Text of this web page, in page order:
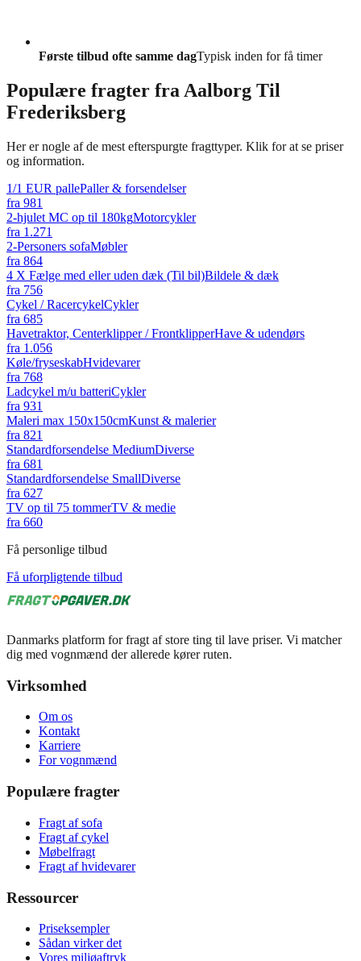
Første tilbud ofte samme dagTypisk inden for få timer
Populære fragter fra Aalborg Til
Frederiksberg
Her er nogle af de mest efterspurgte fragttyper. Klik for at se priser
og information.
1/1 EUR pallePaller & forsendelser
fra 981
2-hjulet MC op til 180kgMotorcykler
fra 1.271
2-Personers sofaMøbler
fra 864
4 X Fælge med eller uden dæk (Til bil)Bildele & dæk
fra 756
Cykel / RacercykelCykler
fra 685
Havetraktor, Centerklipper / FrontklipperHave & udendørs
fra 1.056
Køle/fryseskabHvidevarer
fra 768
Ladcykel m/u batteriCykler
fra 931
Maleri max 150x150cmKunst & malerier
fra 821
Standardforsendelse MediumDiverse
fra 681
Standardforsendelse SmallDiverse
fra 627
TV op til 75 tommerTV & medie
fra 660
Få personlige tilbud
Få uforpligtende tilbud
Danmarks platform for fragt af store ting til lave priser. Vi matcher
dig med vognmænd der allerede kører ruten.
Virksomhed
Om os
Kontakt
Karriere
For vognmænd
Populære fragter
Fragt af sofa
Fragt af cykel
Møbelfragt
Fragt af hvidevarer
Ressourcer
Priseksempler
Sådan virker det
Vores miljøaftryk